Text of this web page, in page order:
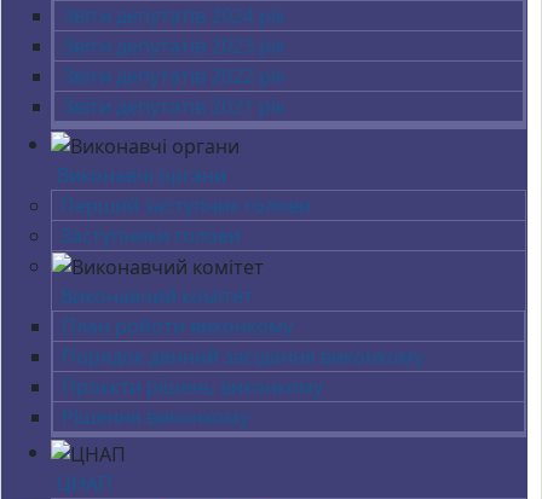
Звіти депутатів 2024 рік
Звіти депутатів 2023 рік
Звіти депутатів 2022 рік
Звіти депутатів 2021 рік
Виконавчі органи
Перший заступник голови
Заступники голови
Виконавчий комітет
План роботи виконкому
Порядок денний засідання виконкому
Проєкти рішень виконкому
Рішення виконкому
ЦНАП